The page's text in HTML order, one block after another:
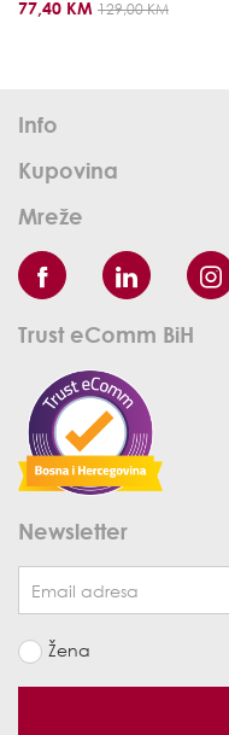
77,40 KM 129,00 KM
Info
Kupovina
Mreže
Trust eComm BiH
Newsletter
Žena